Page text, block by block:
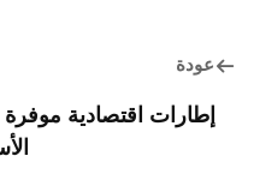
عودة
إطارات اقتصادية